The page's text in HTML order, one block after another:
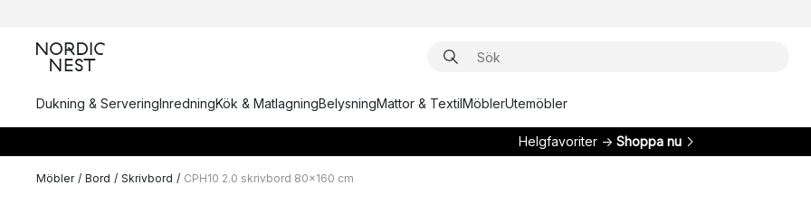
Dukning & ServeringInredningKök & MatlagningBelysningMattor & TextilMöblerUtemöbler
Helgfavoriter → Shoppa nu
Möbler / Bord / Skrivbord / CPH10 2.0 skrivbord 80x160 cm